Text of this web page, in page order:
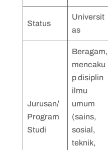
Status
Universit
as
Jurusan/
Program
Studi
Beragam,
mencaku
p disiplin
ilmu
umum
(sains,
sosial,
teknik,